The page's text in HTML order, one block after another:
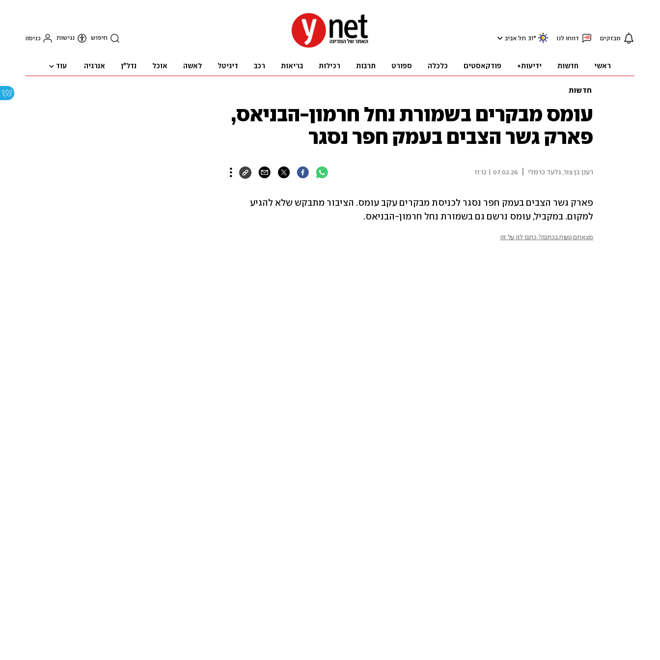
מבזקים דווחו לנו 31° תל אביב חיפוש נגישות כניסה
ראשי חדשות ידיעות+ פודקאסטים כלכלה ספורט תרבות רכילות בריאות רכב דיגיטל לאשה אוכל נדל"ן אנרגיה עוד
חדשות
עומס מבקרים בשמורת נחל חרמון-הבניאס,
פארק גשר הצבים בעמק חפר נסגר
רענן בן צור, גלעד כרמלי 07.02.26 | 11:12
למקום. במקביל, עומס נרשם גם בשמורת נחל חרמון-הבניאס.
מצאתם טעות בכתבה? כתבו לנו על זה